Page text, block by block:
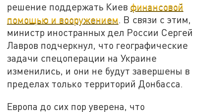
решение поддержать Киевфинансовой
помощью и вооружением. В связи с этим,
министр иностранных дел России Сергей
Лавров подчеркнул, что географические
задачи спецоперации на Украине
изменились, и они не будут завершены в
пределах только территорий Донбасса.
Европа до сих пор уверена, что